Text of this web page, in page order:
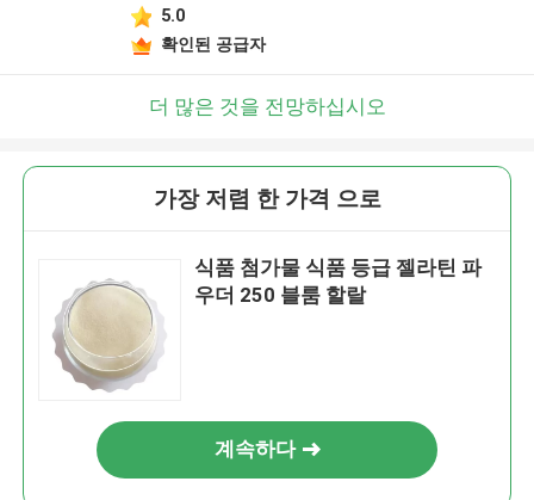
5.0
확인된 공급자
더 많은 것을 전망하십시오
가장 저렴 한 가격 으로
식품 첨가물 식품 등급 젤라틴 파
우더 250 블룸 할랄
계속하다